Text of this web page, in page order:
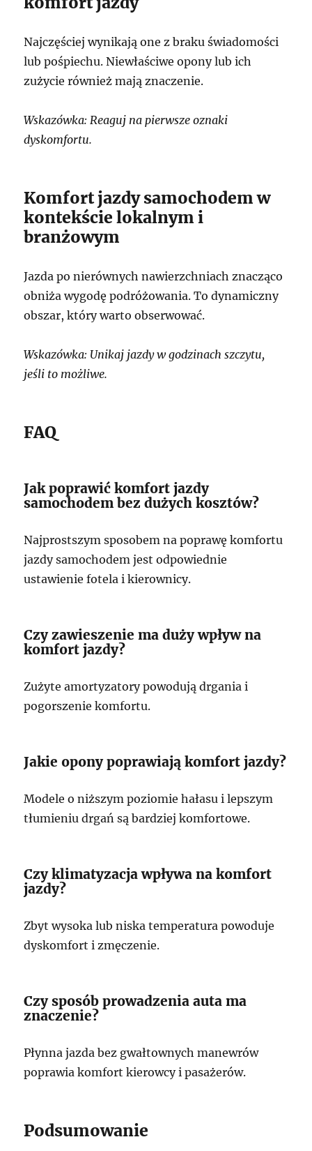
Najczęściej wynikają one z braku świadomości
lub pośpiechu. Niewłaściwe opony lub ich
zużycie również mają znaczenie.
Wskazówka: Reaguj na pierwsze oznaki
dyskomfortu.
Komfort jazdy samochodem w
kontekście lokalnym i
branżowym
Jazda po nierównych nawierzchniach znacząco
obniża wygodę podróżowania. To dynamiczny
obszar, który warto obserwować.
Wskazówka: Unikaj jazdy w godzinach szczytu,
jeśli to możliwe.
FAQ
Jak poprawić komfort jazdy
samochodem bez dużych kosztów?
Najprostszym sposobem na poprawę komfortu
jazdy samochodem jest odpowiednie
ustawienie fotela i kierownicy.
Czy zawieszenie ma duży wpływ na
komfort jazdy?
Zużyte amortyzatory powodują drgania i
pogorszenie komfortu.
Jakie opony poprawiają komfort jazdy?
Modele o niższym poziomie hałasu i lepszym
tłumieniu drgań są bardziej komfortowe.
Czy klimatyzacja wpływa na komfort
jazdy?
Zbyt wysoka lub niska temperatura powoduje
dyskomfort i zmęczenie.
Czy sposób prowadzenia auta ma
znaczenie?
Płynna jazda bez gwałtownych manewrów
poprawia komfort kierowcy i pasażerów.
Podsumowanie